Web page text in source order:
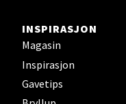
INSPIRASJON
Magasin
Inspirasjon
Gavetips
Sortland -
Strangata 26,
Åpent i dag 10-19